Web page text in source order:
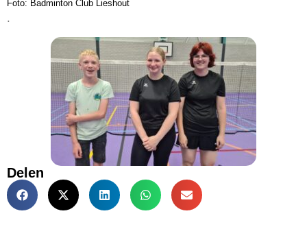
Foto: Badminton Club Lieshout
.
Delen